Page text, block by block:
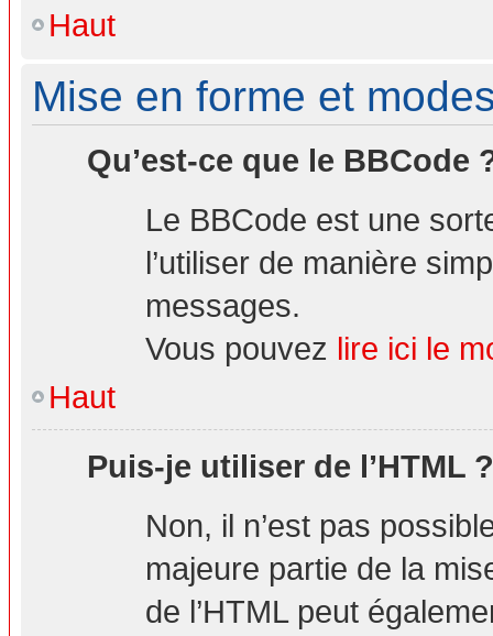
Haut
Mise en forme et
Qu’est-ce que le BBCode
Le BBCode est une
l’utiliser de manière
messages.
Vous pouvez lire ici le
Haut
Puis-je utiliser de l’HTML ?
Non, il n’est pas
majeure partie de la
de l’HTML peut